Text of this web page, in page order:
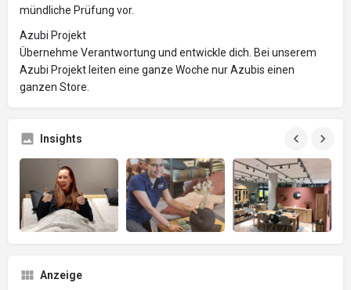
mündliche Prüfung vor.
Azubi Projekt
Übernehme Verantwortung und entwickle dich. Bei unserem
Azubi Projekt leiten eine ganze Woche nur Azubis einen
ganzen Store.
Insights
Anzeige